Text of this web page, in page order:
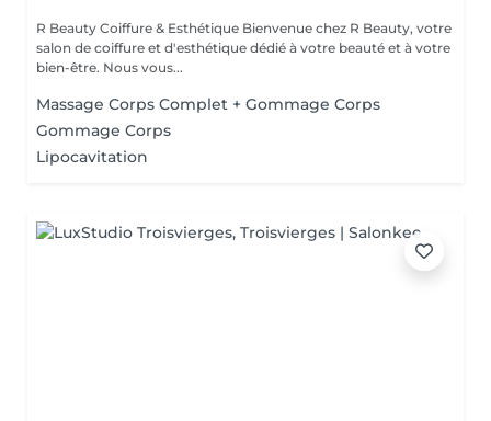
R Beauty Coiffure & Esthétique Bienvenue chez R Beauty, votre
salon de coiffure et d'esthétique dédié à votre beauté et à votre
bien-être. Nous vous...
Massage Corps Complet + Gommage Corps
Gommage Corps
Lipocavitation